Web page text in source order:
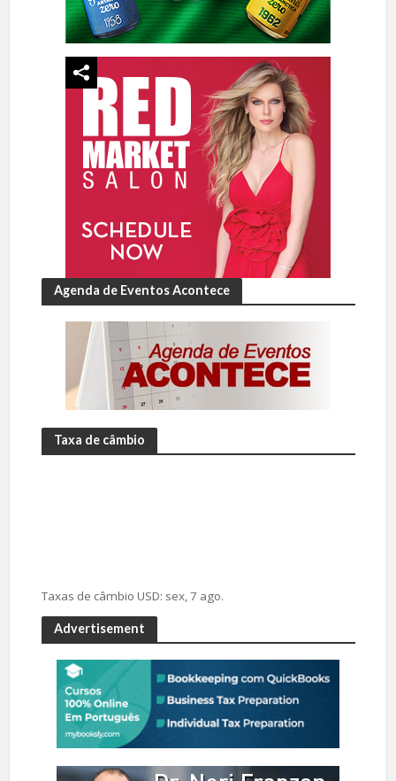
Agenda de Eventos Acontece
Taxa de câmbio
Taxas de câmbio USD: sex, 7 ago.
Advertisement